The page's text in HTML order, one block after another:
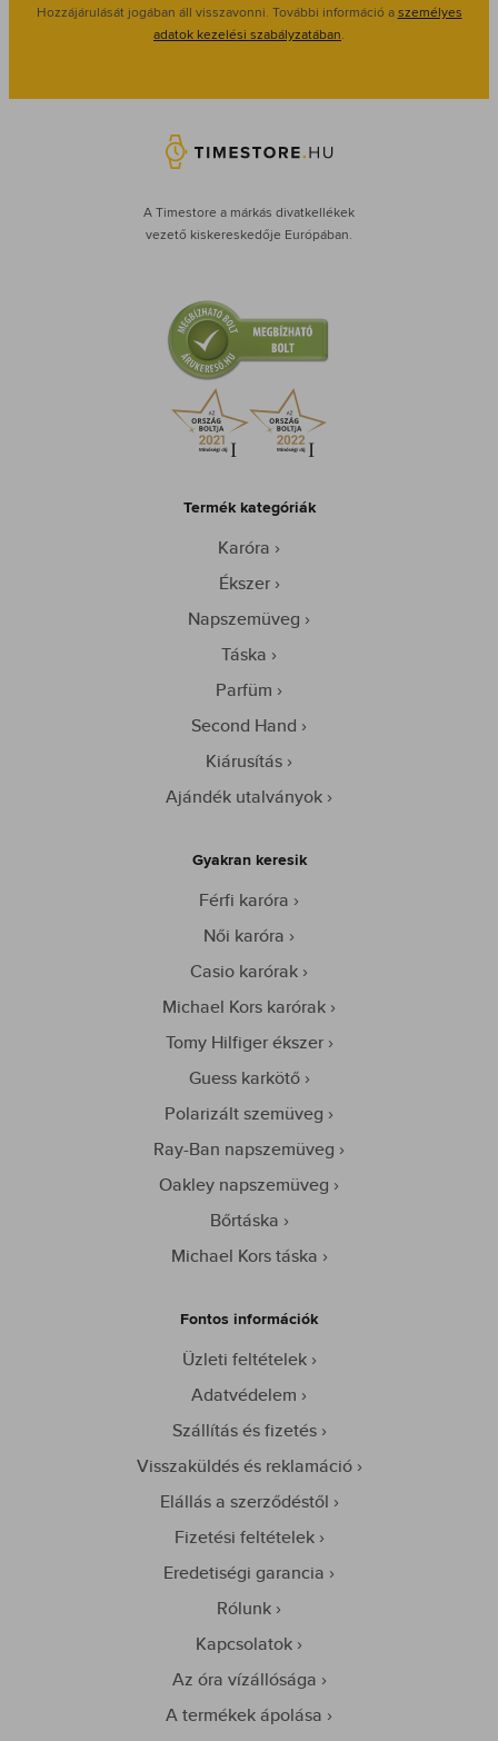
Hozzájárulását jogában áll visszavonni. További információ aszemélyes
adatok kezelési szabályzatában.
A Timestore a márkás divatkellékek
vezető kiskereskedője Európában.
Termék kategóriák
Karóra
Ékszer
Napszemüveg
Táska
Parfüm
Second Hand
Kiárusítás
Ajándék utalványok
Gyakran keresik
Férfi karóra
Női karóra
Casio karórak
Michael Kors karórak
Tomy Hilfiger ékszer
Guess karkötő
Polarizált szemüveg
Ray-Ban napszemüveg
Oakley napszemüveg
Bőrtáska
Michael Kors táska
Fontos információk
Üzleti feltételek
Adatvédelem
Szállítás és fizetés
Visszaküldés és reklamáció
Elállás a szerződéstől
Fizetési feltételek
Eredetiségi garancia
Rólunk
Kapcsolatok
Az óra vízállósága
A termékek ápolása